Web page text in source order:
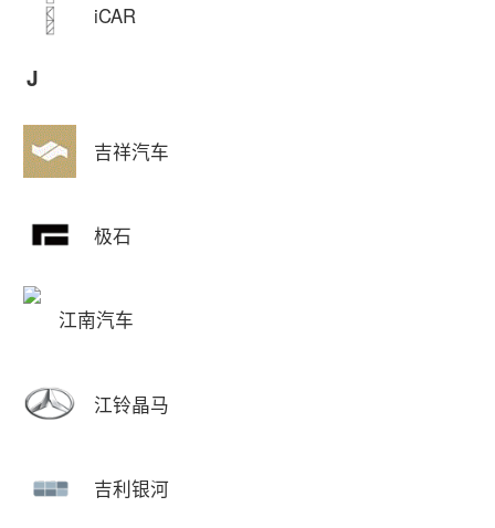
iCAR
J
吉祥汽车
极石
江南汽车
江铃晶马
吉利银河